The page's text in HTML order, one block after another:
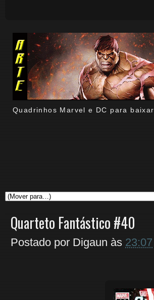
Quadrinhos Marvel e DC para baixar.
Quarteto Fantástico #40
Postado por Digaun às 23:07